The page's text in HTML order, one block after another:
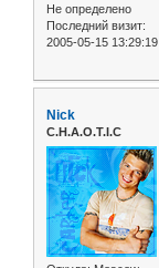
Не определено
Последний визит:
2005-05-15 13:29:19
Nick
C.H.A.O.T.I.C